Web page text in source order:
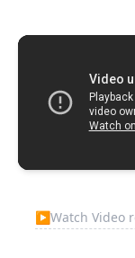
▶Watch Video